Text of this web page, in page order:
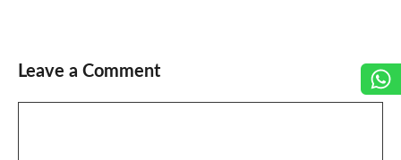
Leave a Comment